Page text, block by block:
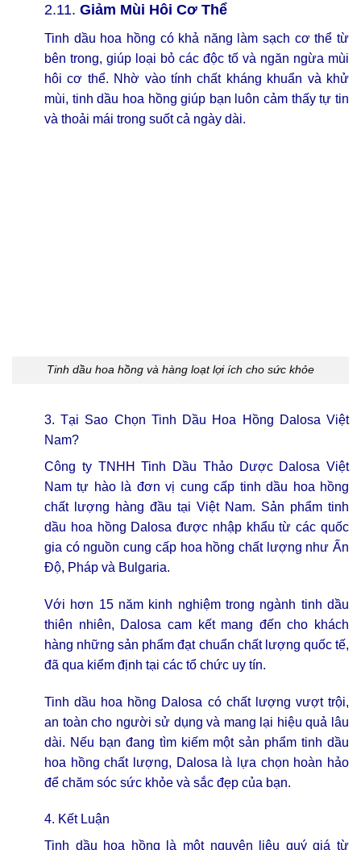
2.11. Giảm Mùi Hôi Cơ Thể
Tinh dầu hoa hồng có khả năng làm sạch cơ thể từ
bên trong, giúp loại bỏ các độc tố và ngăn ngừa mùi
hôi cơ thể. Nhờ vào tính chất kháng khuẩn và khử
mùi, tinh dầu hoa hồng giúp bạn luôn cảm thấy tự tin
và thoải mái trong suốt cả ngày dài.
Tinh dầu hoa hồng và hàng loạt lợi ích cho sức khỏe
3. Tại Sao Chọn Tinh Dầu Hoa Hồng Dalosa Việt
Nam?
Công ty TNHH Tinh Dầu Thảo Dược Dalosa Việt
Nam tự hào là đơn vị cung cấp tinh dầu hoa hồng
chất lượng hàng đầu tại Việt Nam. Sản phẩm tinh
dầu hoa hồng Dalosa được nhập khẩu từ các quốc
gia có nguồn cung cấp hoa hồng chất lượng như Ấn
Độ, Pháp và Bulgaria.
Với hơn 15 năm kinh nghiệm trong ngành tinh dầu
thiên nhiên, Dalosa cam kết mang đến cho khách
hàng những sản phẩm đạt chuẩn chất lượng quốc tế,
đã qua kiểm định tại các tổ chức uy tín.
Tinh dầu hoa hồng Dalosa có chất lượng vượt trội,
an toàn cho người sử dụng và mang lại hiệu quả lâu
dài. Nếu bạn đang tìm kiếm một sản phẩm tinh dầu
hoa hồng chất lượng, Dalosa là lựa chọn hoàn hảo
để chăm sóc sức khỏe và sắc đẹp của bạn.
4. Kết Luận
Tinh dầu hoa hồng là một nguyên liệu quý giá từ